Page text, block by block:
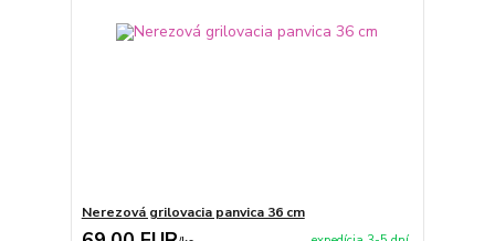
Nerezová grilovacia panvica 36 cm